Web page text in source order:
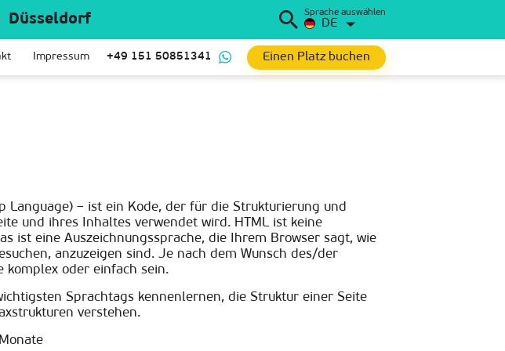
Düsseldorf Sprache auswählen
DE
Impressum +49 151 50851341 Einen Platz buchen
Language) – ist ein Kode, der für die Strukturierung und
und ihres Inhaltes verwendet wird. HTML ist keine
ist eine Auszeichnungssprache, die Ihrem Browser sagt, wie
anzuzeigen sind. Je nach dem Wunsch des/der
komplex oder einfach sein.
Sprachtags kennenlernen, die Struktur einer Seite
verstehen.